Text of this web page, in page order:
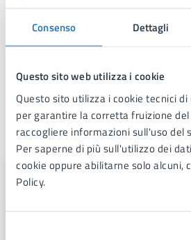
Consenso Dettagli
Questo sito web utilizza i cookie
Questo sito utilizza i cookie tecnici
per garantire la corretta fruizione
raccogliere informazioni sull'uso del
Per saperne di più sull'utilizzo dei
cookie oppure abilitarne solo alcuni,
Policy.
ALLEGATO A istanza di
A cura di
Area 1